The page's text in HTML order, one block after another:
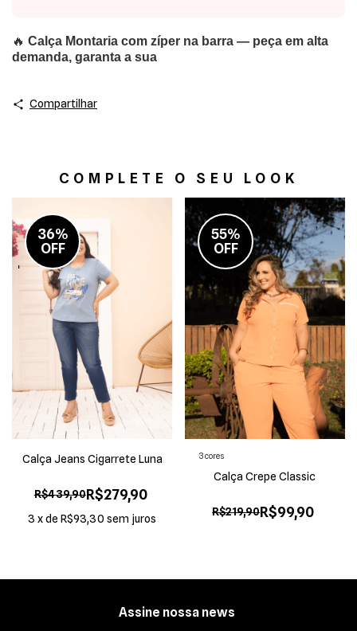
🔥 Calça Montaria com zíper na barra — peça em alta
demanda, garanta a sua
Compartilhar
COMPLETE O SEU LOOK
-
36%
OFF
Calça Jeans Cigarrete Luna
R$439,90R$279,90
3 xdeR$93,30 sem juros
55%
OFF
3 cores
Calça Crepe Classic
R$219,90R$99,90
Assine nossa news